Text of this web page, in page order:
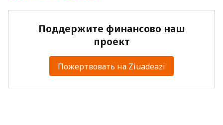
Поддержите финансово наш
проект
Пожертвовать на Ziuadeazi